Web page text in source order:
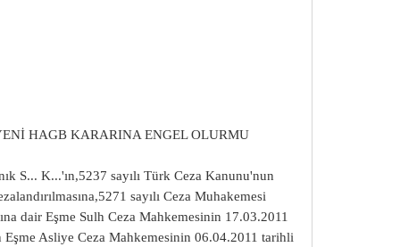
HAGB KARARINA ENGEL OLURMU
S... K...'ın,5237 sayılı Türk Ceza Kanunu'nun
sayılı Ceza Muhakemesi
dair Eşme Sulh Ceza Mahkemesinin 17.03.2011
Asliye Ceza Mahkemesinin 06.04.2011 tarihli